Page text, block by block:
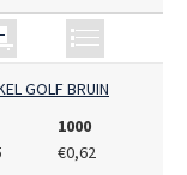
GOLF BRUIN
1000
€0,62